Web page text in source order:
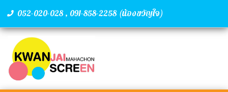
052-020-028 , 091-858-2258 (น้องขวัญใจ)